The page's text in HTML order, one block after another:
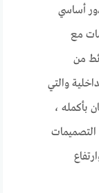
أساسي
مع
من
والتي
بأكمله ،
التصميمات